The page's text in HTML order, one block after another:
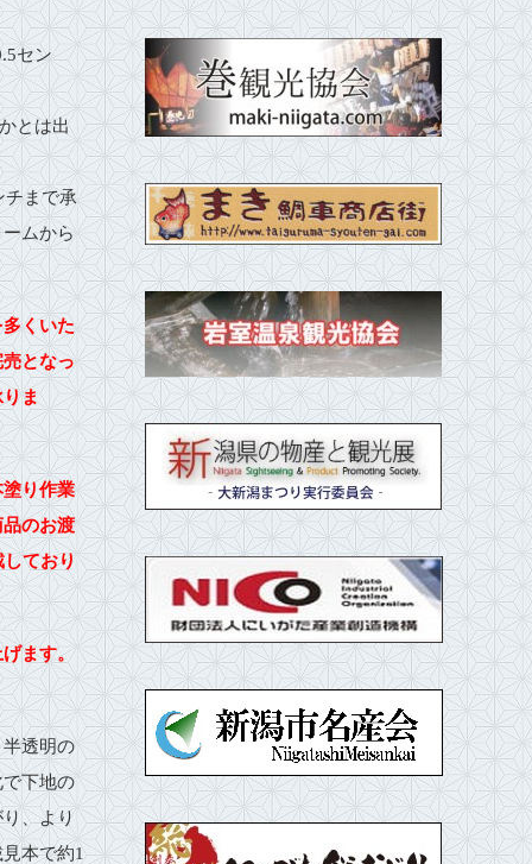
セン
とは出
まで承
ムから
くいた
となっ
ま
り作業
のお渡
ており
ます。
透明の
下地の
、より
本で約1